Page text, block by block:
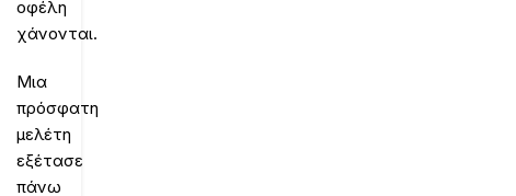
οφέλη
χάνονται.
Μια
πρόσφατη
μελέτη
εξέτασε
πάνω